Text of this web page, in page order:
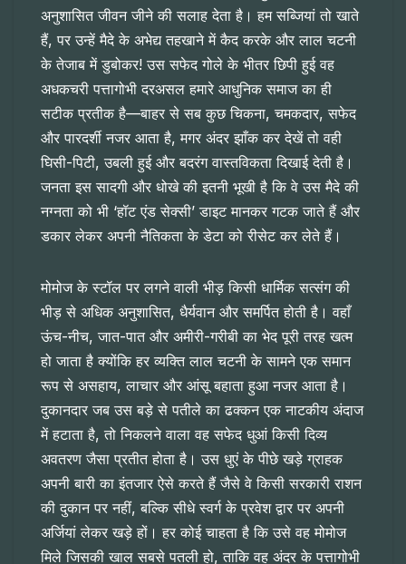
अनुशासित जीवन जीने की सलाह देता है। हम सब्जियां तो खाते
हैं, पर उन्हें मैदे के अभेद्य तहखाने में कैद करके और लाल चटनी
के तेजाब में डुबोकर! उस सफेद गोले के भीतर छिपी हुई वह
अधकचरी पत्तागोभी दरअसल हमारे आधुनिक समाज का ही
सटीक प्रतीक है—बाहर से सब कुछ चिकना, चमकदार, सफेद
और पारदर्शी नजर आता है, मगर अंदर झाँक कर देखें तो वही
घिसी-पिटी, उबली हुई और बदरंग वास्तविकता दिखाई देती है।
जनता इस सादगी और धोखे की इतनी भूखी है कि वे उस मैदे की
नग्नता को भी ‘हॉट एंड सेक्सी’ डाइट मानकर गटक जाते हैं और
डकार लेकर अपनी नैतिकता के डेटा को रीसेट कर लेते हैं।
मोमोज के स्टॉल पर लगने वाली भीड़ किसी धार्मिक सत्संग की
भीड़ से अधिक अनुशासित, धैर्यवान और समर्पित होती है। वहाँ
ऊंच-नीच, जात-पात और अमीरी-गरीबी का भेद पूरी तरह खत्म
हो जाता है क्योंकि हर व्यक्ति लाल चटनी के सामने एक समान
रूप से असहाय, लाचार और आंसू बहाता हुआ नजर आता है।
दुकानदार जब उस बड़े से पतीले का ढक्कन एक नाटकीय अंदाज
में हटाता है, तो निकलने वाला वह सफेद धुआं किसी दिव्य
अवतरण जैसा प्रतीत होता है। उस धुएं के पीछे खड़े ग्राहक
अपनी बारी का इंतजार ऐसे करते हैं जैसे वे किसी सरकारी राशन
की दुकान पर नहीं, बल्कि सीधे स्वर्ग के प्रवेश द्वार पर अपनी
अर्जियां लेकर खड़े हों। हर कोई चाहता है कि उसे वह मोमोज
मिले जिसकी खाल सबसे पतली हो, ताकि वह अंदर के पत्तागोभी